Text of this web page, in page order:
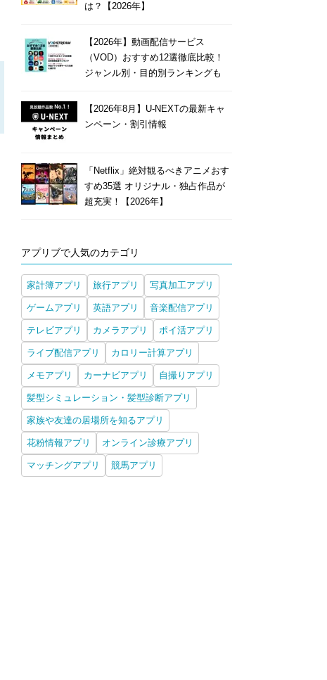
は？【2026年】
【2026年】動画配信サービス
（VOD）おすすめ12選徹底比較！
ジャンル別・目的別ランキングも
【2026年8月】U-NEXTの最新キャ
ンペーン・割引情報
「Netflix」絶対観るべきアニメおす
すめ35選 オリジナル・独占作品が
超充実！【2026年】
アプリブで人気のカテゴリ
家計簿アプリ 旅行アプリ 写真加工アプリ
ゲームアプリ 英語アプリ 音楽配信アプリ
テレビアプリ カメラアプリ ポイ活アプリ
ライブ配信アプリ カロリー計算アプリ
メモアプリ カーナビアプリ 自撮りアプリ
髪型シミュレーション・髪型診断アプリ
家族や友達の居場所を知るアプリ
花粉情報アプリ オンライン診療アプリ
マッチングアプリ 競馬アプリ